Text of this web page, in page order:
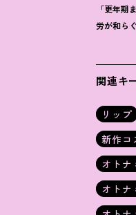
「更年期
労が和ら
関連キ
リップ
新作コ
オトナ
オトナ